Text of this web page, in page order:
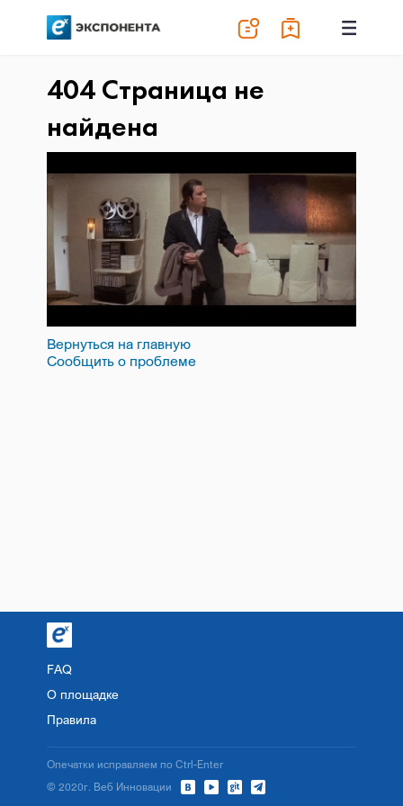
404 Страница не
найдена
Вернуться на главную
Сообщить о проблеме
FAQ
О площадке
Правила
© 2020г. Веб Инновации
Опечатки исправляем по Ctrl-Enter